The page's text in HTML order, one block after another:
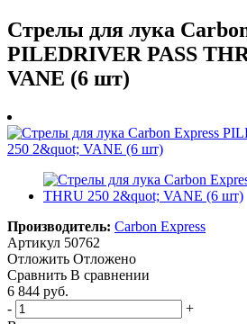
Стрелы для лука
PILEDRIVER PASS
VANE (6 шт)
Производитель: Carbon Express
Артикул 50762
Отложить Отложено
Сравнить В сравнении
6 844 руб.
-
+